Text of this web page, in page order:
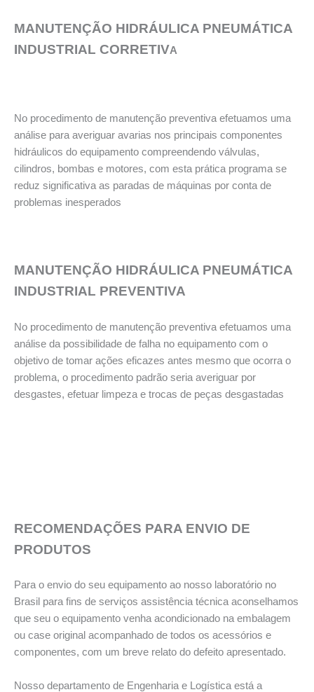
MANUTENÇÃO HIDRÁULICA PNEUMÁTICA
INDUSTRIAL CORRETIVA
No procedimento de manutenção preventiva efetuamos uma
análise para averiguar avarias nos principais componentes
hidráulicos do equipamento compreendendo válvulas,
cilindros, bombas e motores, com esta prática programa se
reduz significativa as paradas de máquinas por conta de
problemas inesperados
MANUTENÇÃO HIDRÁULICA PNEUMÁTICA
INDUSTRIAL PREVENTIVA
No procedimento de manutenção preventiva efetuamos uma
análise da possibilidade de falha no equipamento com o
objetivo de tomar ações eficazes antes mesmo que ocorra o
problema, o procedimento padrão seria averiguar por
desgastes, efetuar limpeza e trocas de peças desgastadas
RECOMENDAÇÕES PARA ENVIO DE
PRODUTOS
Para o envio do seu equipamento ao nosso laboratório no
Brasil para fins de serviços assistência técnica aconselhamos
que seu o equipamento venha acondicionado na embalagem
ou case original acompanhado de todos os acessórios e
componentes, com um breve relato do defeito apresentado.
Nosso departamento de Engenharia e Logística está a